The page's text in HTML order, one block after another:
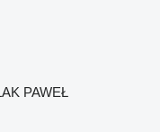
PAWEŁ